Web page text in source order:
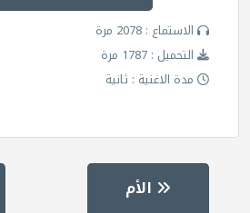
الاستماع : 2078 مرة
التحميل : 1787 مرة
مدة الاغنية : ثانية
الأم